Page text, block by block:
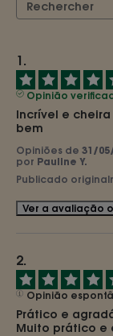
Opinião
Incrível e
bem
Opiniões de 31/
por Pauline Y.
Publicado
Ver a avaliação
Opinião
Prático e
Muito prático e